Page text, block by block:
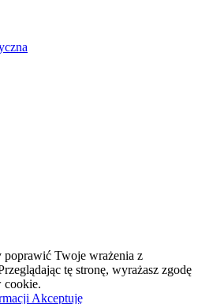
Twoje wrażenia z
tę stronę, wyrażasz zgodę
cookie.
Akceptuję